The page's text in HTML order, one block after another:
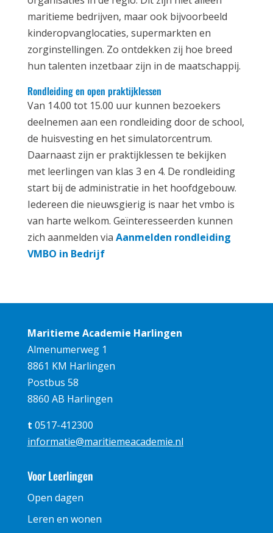
maritieme bedrijven, maar ook bijvoorbeeld
kinderopvanglocaties, supermarkten en
zorginstellingen. Zo ontdekken zij hoe breed
hun talenten inzetbaar zijn in de maatschappij.
Rondleiding en open praktijklessen
Van 14.00 tot 15.00 uur kunnen bezoekers
deelnemen aan een rondleiding door de school,
de huisvesting en het simulatorcentrum.
Daarnaast zijn er praktijklessen te bekijken
met leerlingen van klas 3 en 4. De rondleiding
start bij de administratie in het hoofdgebouw.
Iedereen die nieuwsgierig is naar het vmbo is
van harte welkom. Geïnteresseerden kunnen
zich aanmelden via Aanmelden rondleiding
VMBO in Bedrijf
Maritieme Academie Harlingen
Almenumerweg 1
8861 KM Harlingen
Postbus 58
8860 AB Harlingen
t 0517-412300
informatie@maritiemeacademie.nl
Voor Leerlingen
Open dagen
Leren en wonen